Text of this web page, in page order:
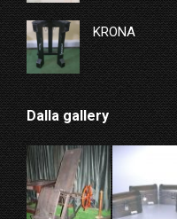
KRONA
Dalla gallery